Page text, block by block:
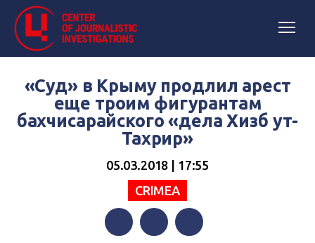
«Суд» в Крыму продлил арест
еще троим фигурантам
бахчисарайского «дела Хизб ут-
Тахрир»
05.03.2018 | 17:55
CRIMEA